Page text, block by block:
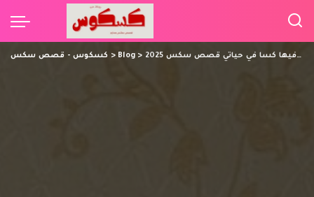
كسكوس - قصص سكس > Blog> أول مرة أشاهد فيها كسا في حياتي قصص سكس 2025